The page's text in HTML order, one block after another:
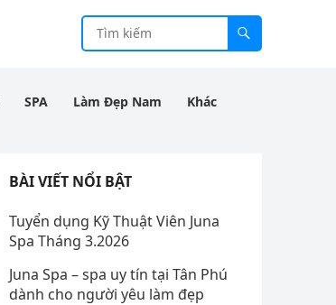
SPA Làm Đẹp Nam Khác
BÀI VIẾT NỔI BẬT
Tuyển dụng Kỹ Thuật Viên Juna
Spa Tháng 3.2026
Juna Spa – spa uy tín tại Tân Phú
dành cho người yêu làm đẹp